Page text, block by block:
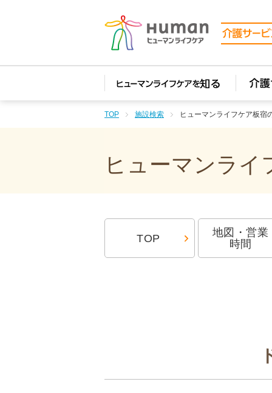
TOP 施設検索 ヒューマンライフケア板宿
ヒューマンライ
TOP
地図・営業
時間